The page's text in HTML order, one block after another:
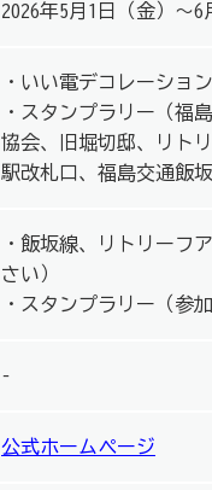
2026年5月1日（金）～6
・いい電デコレーショ
・スタンプラリー（福
協会、旧堀切邸、リト
駅改札口、福島交通飯坂
・飯坂線、リトリーフ
さい）
・スタンプラリー（参加
–
公式ホームページ